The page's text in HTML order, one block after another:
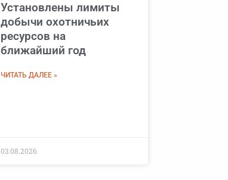
Установлены лимиты
добычи охотничьих
ресурсов на
ближайший год
ЧИТАТЬ ДАЛЕЕ »
03.08.2026